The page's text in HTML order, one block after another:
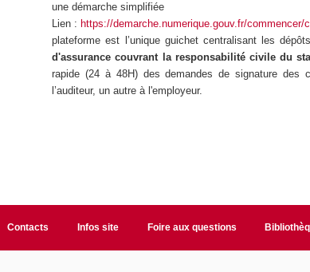
une démarche simplifiée
Lien : https://demarche.numerique.gouv.fr/
plateforme est l’unique guichet centralisant les
d'assurance couvrant la responsabilité civile du
rapide (24 à 48H) des demandes de signature des
l’auditeur, un autre à l'employeur.
Contacts Infos site Foire aux questions